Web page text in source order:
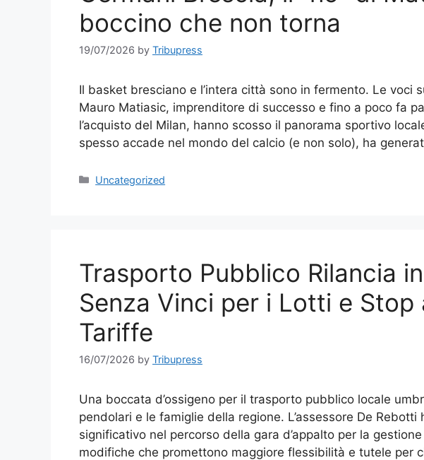
boccino che non torna
19/07/2026 by Tribupress
Il basket bresciano e l’intera città sono in fermento. Le voci
Mauro Matiasic, imprenditore di successo e fino a poco fa
l’acquisto del Milan, hanno scosso il panorama sportivo
spesso accade nel mondo del calcio (e non solo), ha
Categories
Uncategorized
Trasporto Pubblico Rilancia
Senza Vinci per i Lotti e Stop
Tariffe
16/07/2026 by Tribupress
Una boccata d’ossigeno per il trasporto pubblico locale
pendolari e le famiglie della regione. L’assessore De
significativo nel percorso della gara d’appalto per la
modifiche che promettono maggiore flessibilità e tutele per